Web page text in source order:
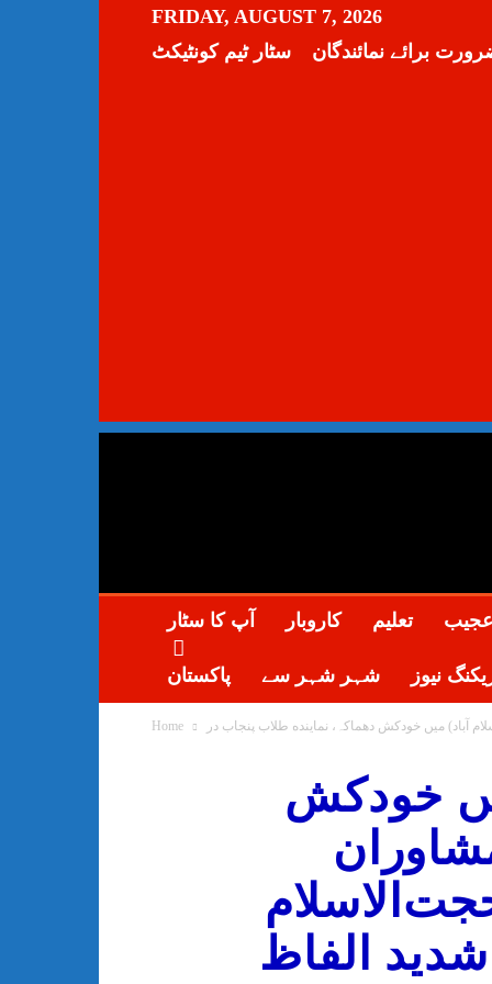
FRIDAY, AUGUST 7, 2026
سٹار ٹیم کونٹیکٹ
برائے نمائندگان
آپ کا سٹار کاروبار تعلیم
پاکستان شہر شہر سے نیوز
Home
خودکش
الفاظ